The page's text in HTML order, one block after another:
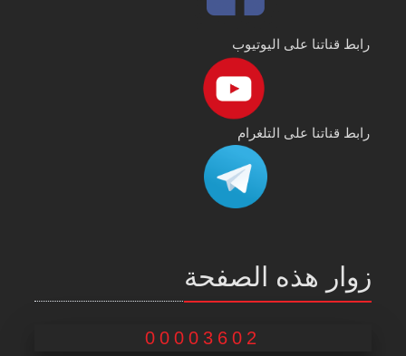
رابط قناتنا على اليوتيوب
رابط قناتنا على التلغرام
زوار هذه الصفحة
00003602